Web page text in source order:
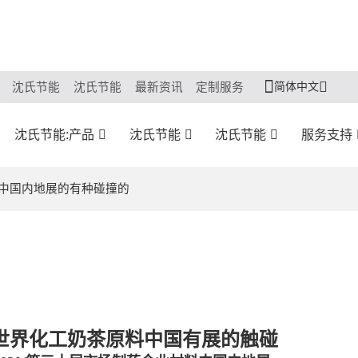
沈氏节能 沈氏节能 最新资讯 定制服务 简体中文
沈氏节能:产品 沈氏节能 沈氏节能 服务支持
国内地展的有种碰撞的
界化工奶茶原料中国有展的触碰